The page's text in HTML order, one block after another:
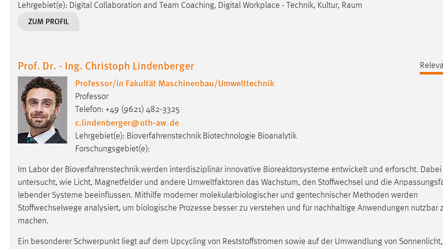
Lehrgebiet(e): Digital Collaboration and Team Coaching, Digital Workplace - Technik, Kultur, Raum
ZUM PROFIL
Prof. Dr. - Ing. Christoph Lindenberger
Professor/in Fakultät Maschinenbau/Umwelttechnik
Professor
Telefon: +49 (9621) 482-3325
c.lindenberger@oth-aw.de
Lehrgebiet(e): Bioverfahrenstechnik Biotechnologie Bioanalytik
Forschungsgebiet(e):
Im Labor der Bioverfahrenstechnik werden interdisziplinär innovative Bioreaktorsysteme entwickelt und erforscht.
untersucht, wie Licht, Magnetfelder und andere Umweltfaktoren das Wachstum, den Stoffwechsel und die
lebender Systeme beeinflussen. Mithilfe moderner molekularbiologischer und gentechnischer Methoden werden
Stoffwechselwege analysiert, um biologische Prozesse besser zu verstehen und für nachhaltige Anwendungen nutzbar
machen.
Ein besonderer Schwerpunkt liegt auf dem Upcycling von Reststoffströmen sowie auf der Umwandlung von Sonnenlicht,
Zweck:
Dieser Cookie speichert die
Performance
Name: staticfilecache
Zweck:
in diesem Cookie gespeichert, ob man
eingeloggt ist.
Sprachpräferenz
Name: site-language-preference
Zweck:
Das Cookie speichert die gewählte